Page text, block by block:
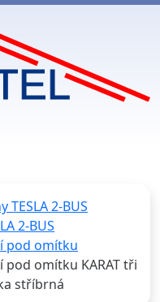
2-BUS
2-BUS
pod omítku
omítku KARAT tři
stříbrná